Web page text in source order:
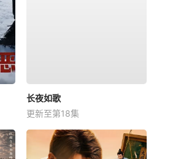
长夜如歌
更新至第18集